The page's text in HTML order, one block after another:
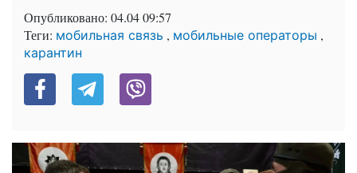
Опубликовано: 04.04 09:57
Теги: мобильная связь , мобильные операторы ,
карантин